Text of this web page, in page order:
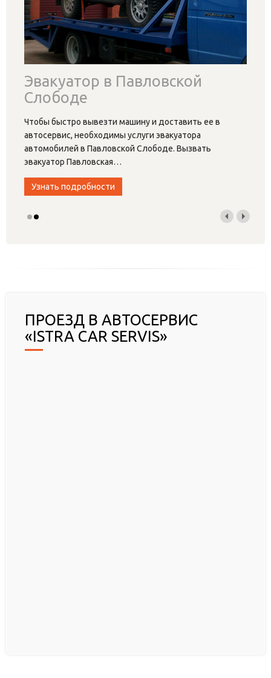
Эвакуатор в Павловской
Слободе
Чтобы быстро вывезти машину и доставить ее в
автосервис, необходимы услуги эвакуатора
автомобилей в Павловской Слободе. Вызвать
эвакуатор Павловская…
Узнать подробности
ПРОЕЗД В АВТОСЕРВИС
«ISTRA CAR SERVIS»